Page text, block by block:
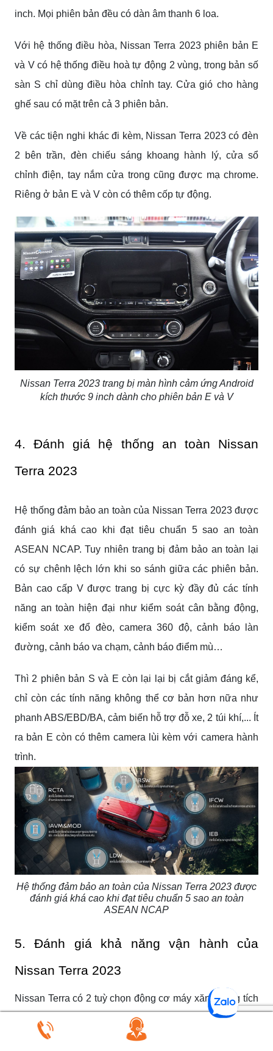
inch. Mọi phiên bản đều có dàn âm thanh 6 loa.
Với hệ thống điều hòa, Nissan Terra 2023 phiên bản E
và V có hệ thống điều hoà tự động 2 vùng, trong bản số
sàn S chỉ dùng điều hòa chỉnh tay. Cửa gió cho hàng
ghế sau có mặt trên cả 3 phiên bản.
Về các tiện nghi khác đi kèm, Nissan Terra 2023 có đèn
2 bên trần, đèn chiếu sáng khoang hành lý, cửa sổ
chỉnh điện, tay nắm cửa trong cũng được mạ chrome.
Riêng ở bản E và V còn có thêm cốp tự động.
Nissan Terra 2023 trang bị màn hình cảm ứng Android
kích thước 9 inch dành cho phiên bản E và V
4. Đánh giá hệ thống an toàn Nissan
Terra 2023
Hệ thống đảm bảo an toàn của Nissan Terra 2023 được
đánh giá khá cao khi đạt tiêu chuẩn 5 sao an toàn
ASEAN NCAP. Tuy nhiên trang bị đảm bảo an toàn lại
có sự chênh lệch lớn khi so sánh giữa các phiên bản.
Bản cao cấp V được trang bị cực kỳ đầy đủ các tính
năng an toàn hiện đại như kiểm soát cân bằng động,
kiểm soát xe đổ đèo, camera 360 độ, cảnh báo làn
đường, cảnh báo va chạm, cảnh báo điểm mù…
Thì 2 phiên bản S và E còn lại lại bị cắt giảm đáng kể,
chỉ còn các tính năng không thể cơ bản hơn nữa như
phanh ABS/EBD/BA, cảm biến hỗ trợ đỗ xe, 2 túi khí,... Ít
ra bản E còn có thêm camera lùi kèm với camera hành
trình.
Hệ thống đảm bảo an toàn của Nissan Terra 2023 được
đánh giá khá cao khi đạt tiêu chuẩn 5 sao an toàn
ASEAN NCAP
5. Đánh giá khả năng vận hành của
Nissan Terra 2023
Nissan Terra có 2 tuỳ chọn động cơ máy xăng dung tích
2.5L và máy dầu dung tích 2.5L.